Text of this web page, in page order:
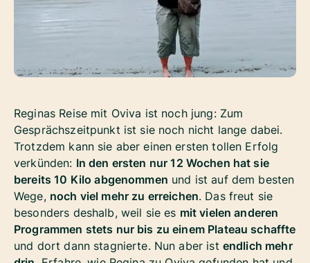
Reginas Reise mit Oviva ist noch jung: Zum
Gesprächszeitpunkt ist sie noch nicht lange dabei.
Trotzdem kann sie aber einen ersten tollen Erfolg
verkünden: In den ersten nur 12 Wochen hat sie
bereits 10 Kilo abgenommen und ist auf dem besten
Wege, noch viel mehr zu erreichen. Das freut sie
besonders deshalb, weil sie es mit vielen anderen
Programmen stets nur bis zu einem Plateau schaffte
und dort dann stagnierte. Nun aber ist endlich mehr